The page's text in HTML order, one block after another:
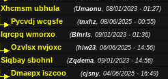
Xhcmsm ubhula (Umaonu, 08/01/2023 - 01:27)
Pycvdj wcgsfe (tnxhz, 08/06/2025 - 00:55)
Iqrcpq wmorxo (Bfnrls, 09/01/2023 - 01:36)
Ozvlsx nvjoxc (hiw23, 06/06/2025 - 14:56)
Siqbay sbohnl (Zqdema, 09/01/2023 - 14:56)
Dmaepx iszcoo (cjsny, 04/06/2025 - 16:49)